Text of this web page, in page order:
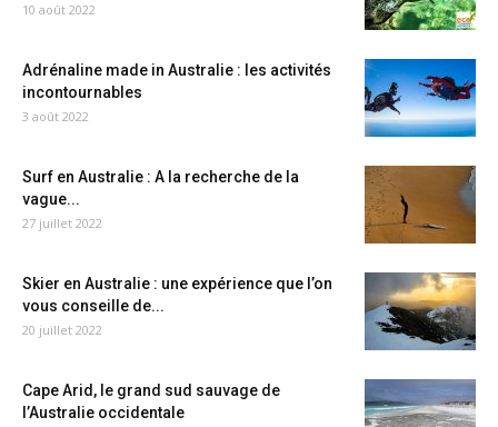
10 août 2022
Adrénaline made in Australie : les activités
incontournables
3 août 2022
Surf en Australie : A la recherche de la
vague...
27 juillet 2022
Skier en Australie : une expérience que l’on
vous conseille de...
20 juillet 2022
Cape Arid, le grand sud sauvage de
l’Australie occidentale